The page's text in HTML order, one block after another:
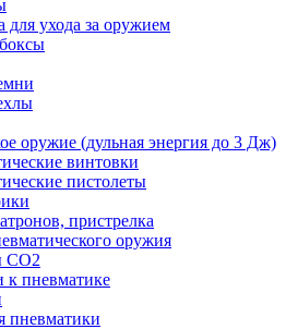
для ухода за оружием
оружие (дульная энергия до 3 Дж)
винтовки
пистолеты
пристрелка
оружия
СО2
к пневматике
пневматики